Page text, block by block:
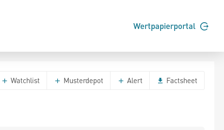
Wertpapierportal
Watchlist Musterdepot Alert Factsheet